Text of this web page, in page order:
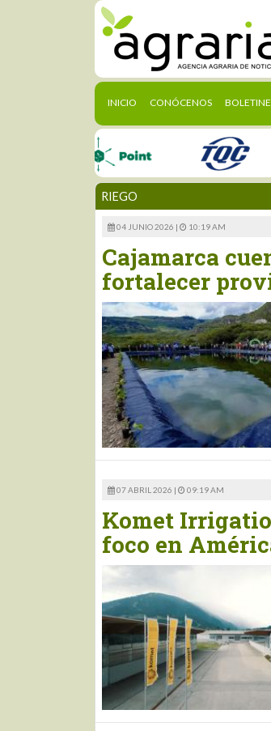
INICIO (CURRENT)
CONÓCENOS
RIEGO
04 JUNIO 2026 | 10:19 AM
Cajamarca
fortalecer
07 ABRIL 2026 | 09:19 AM
Komet
foco en